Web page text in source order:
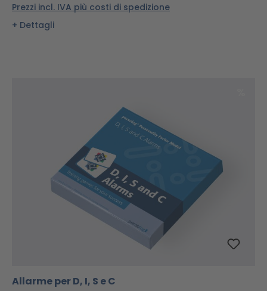
Prezzi incl. IVA più costi di spedizione
Dettagli
Allarme per D, I, S e C